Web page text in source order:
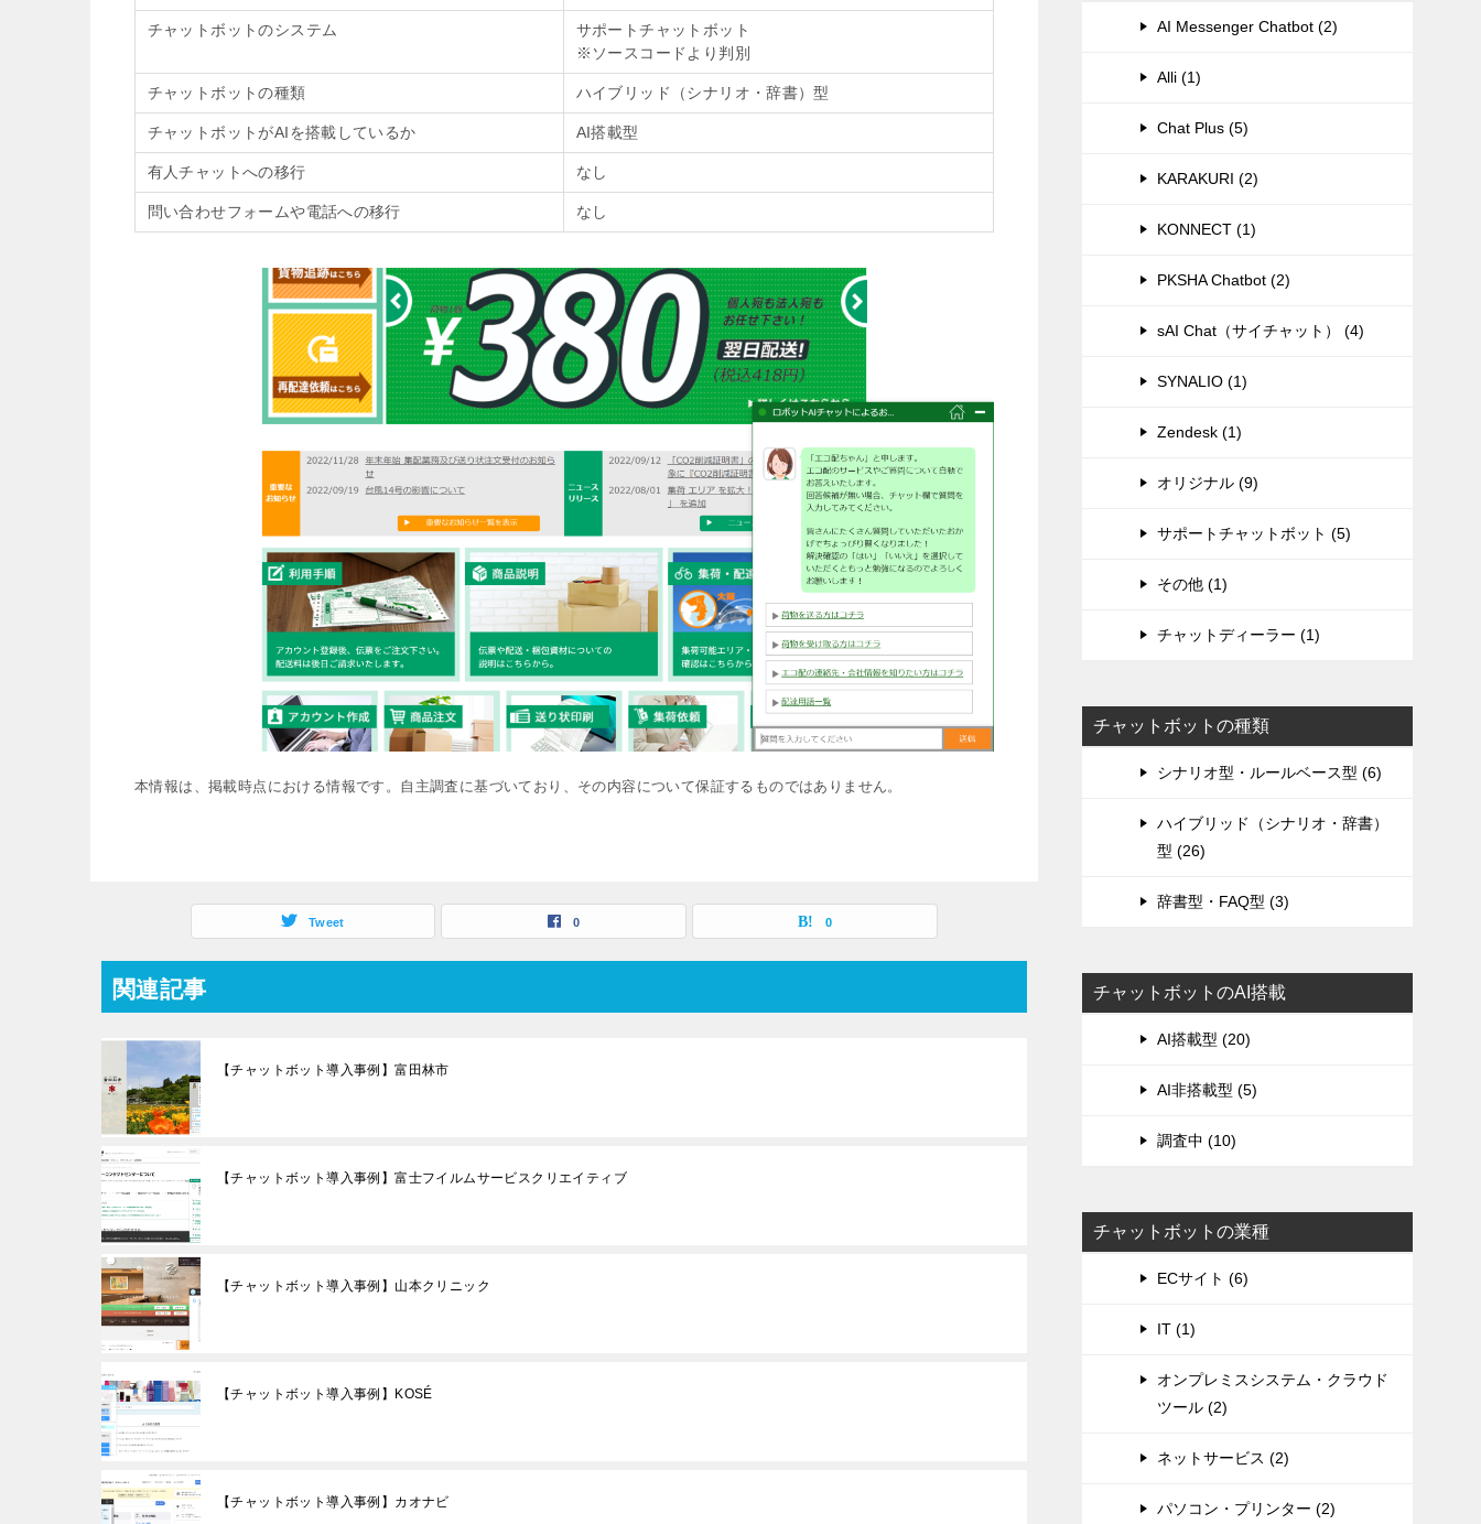
チャットボットのシステム
サポートチャットボット
※ソースコードより判別
チャットボットの種類 ハイブリッド（シナリオ・辞書）型
チャットボットがAIを搭載しているか AI搭載型
有人チャットへの移行 なし
問い合わせフォームや電話への移行 なし
本情報は、掲載時点における情報です。自主調査に基づいており、その内容について保証するものではありません。
Tweet 0 0
関連記事
【チャットボット導入事例】富田林市
【チャットボット導入事例】富士フイルムサービスクリエイティブ
【チャットボット導入事例】山本クリニック
【チャットボット導入事例】KOSÉ
【チャットボット導入事例】カオナビ
AI Messenger Chatbot (2)
Alli (1)
Chat Plus (5)
KARAKURI (2)
KONNECT (1)
PKSHA Chatbot (2)
sAI Chat（サイチャット） (4)
SYNALIO (1)
Zendesk (1)
オリジナル (9)
サポートチャットボット (5)
その他 (1)
チャットディーラー (1)
チャットボットの種類
シナリオ型・ルールベース型 (6)
ハイブリッド（シナリオ・辞書）
型 (26)
辞書型・FAQ型 (3)
チャットボットのAI搭載
AI搭載型 (20)
AI非搭載型 (5)
調査中 (10)
チャットボットの業種
ECサイト (6)
IT (1)
オンプレミスシステム・クラウド
ツール (2)
ネットサービス (2)
パソコン・プリンター (2)